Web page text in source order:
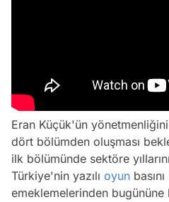
Eran Küçük'ün
dört bölümden oluşması
ilk bölümünde sektöre
Türkiye'nin yazılı oyun
emeklemelerinden